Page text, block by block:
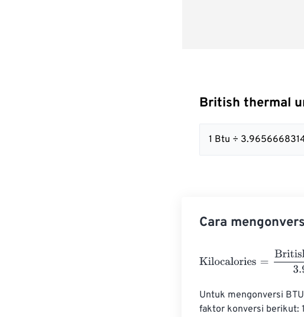
British thermal
1 Btu ÷
Cara
Kilocalories British
Untuk mengonversi
faktor konversi berikut: